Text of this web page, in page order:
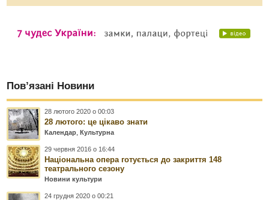
Пов’язані Новини
28 лютого 2020 о 00:03
28 лютого: це цікаво знати
Календар ,Культурна
29 червня 2016 о 16:44
Національна опера готується до закриття 148
театрального сезону
Новини культури
24 грудня 2020 о 00:21